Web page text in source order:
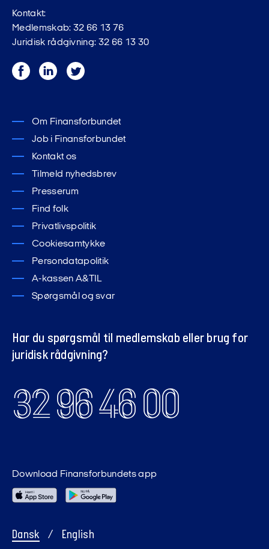
Kontakt:
Medlemskab: 32 66 13 76
Juridisk rådgivning: 32 66 13 30
FacebookLinkedInTwitter
Om Finansforbundet
Job i Finansforbundet
Kontakt os
Tilmeld nyhedsbrev
Presserum
Find folk
Privatlivspolitik
Cookiesamtykke
Persondatapolitik
A-kassen A&TIL
Spørgsmål og svar
Har du spørgsmål til medlemskab eller brug for
juridisk rådgivning?
32 96 46 00
Dansk / English
Download Finansforbundets app